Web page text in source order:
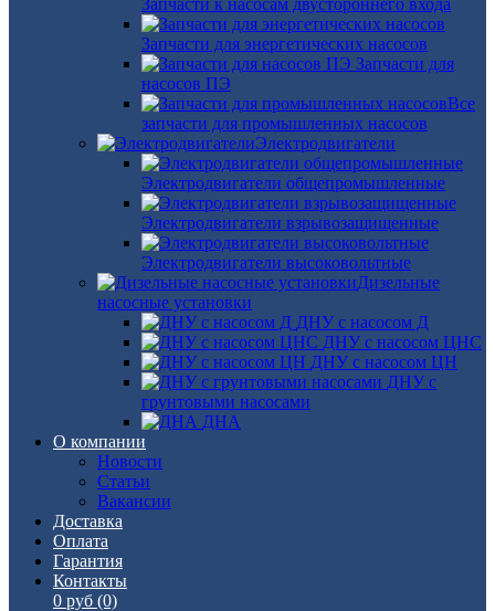
Запчасти к насосам двустороннего входа
Запчасти для энергетических насосов
Запчасти для
насосов ПЭ
Все
запчасти для промышленных насосов
Электродвигатели
Электродвигатели общепромышленные
Электродвигатели взрывозащищенные
Электродвигатели высоковольтные
Дизельные
насосные установки
ДНУ с насосом Д
ДНУ с насосом ЦНС
ДНУ с насосом ЦН
ДНУ с
грунтовыми насосами
ДНА
О компании
Новости
Статьи
Вакансии
Доставка
Оплата
Гарантия
Контакты
0 руб (0)